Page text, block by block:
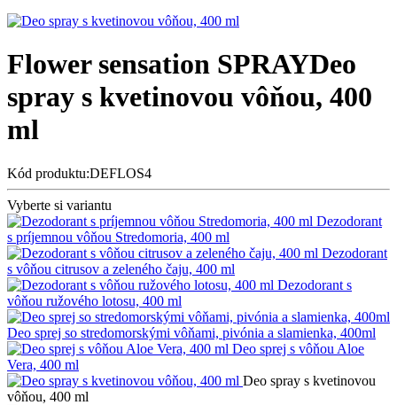
Flower sensation SPRAYDeo
spray s kvetinovou vôňou, 400
ml
Kód produktu:DEFLOS4
Vyberte si variantu
Dezodorant
s príjemnou vôňou Stredomoria, 400 ml
Dezodorant
s vôňou citrusov a zeleného čaju, 400 ml
Dezodorant s
vôňou ružového lotosu, 400 ml
Deo sprej so stredomorskými vôňami, pivónia a slamienka, 400ml
Deo sprej s vôňou Aloe
Vera, 400 ml
Deo spray s kvetinovou
vôňou, 400 ml